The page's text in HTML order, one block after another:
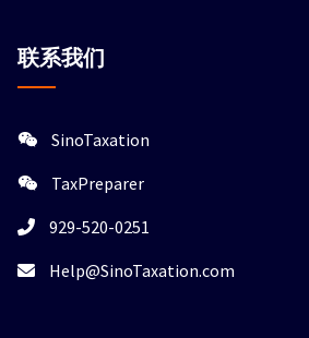
联系我们
SinoTaxation
TaxPreparer
929-520-0251
Help@SinoTaxation.com